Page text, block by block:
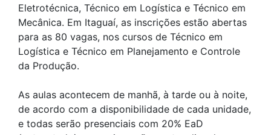
Eletrotécnica, Técnico em Logística e Técnico em
Mecânica. Em Itaguaí, as inscrições estão abertas
para as 80 vagas, nos cursos de Técnico em
Logística e Técnico em Planejamento e Controle
da Produção.
As aulas acontecem de manhã, à tarde ou à noite,
de acordo com a disponibilidade de cada unidade,
e todas serão presenciais com 20% EaD